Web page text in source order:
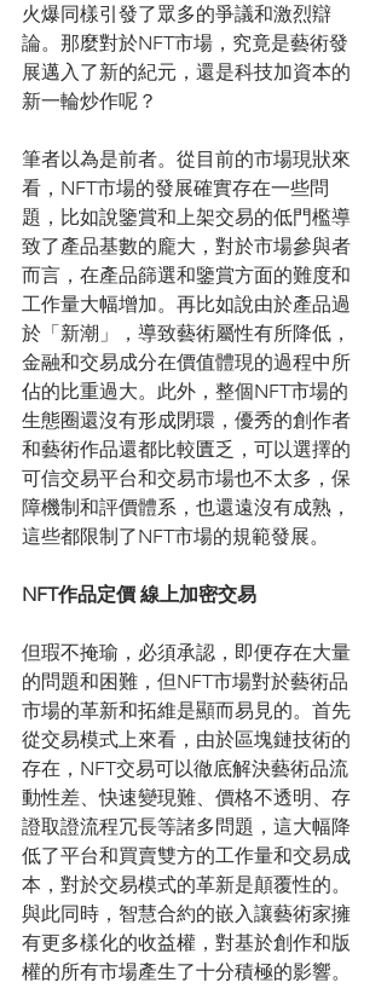
火爆同樣引發了眾多的爭議和激烈辯
論。那麼對於NFT市場，究竟是藝術發
展邁入了新的紀元，還是科技加資本的
新一輪炒作呢？
筆者以為是前者。從目前的市場現狀來
看，NFT市場的發展確實存在一些問
題，比如說鑒賞和上架交易的低門檻導
致了產品基數的龐大，對於市場參與者
而言，在產品篩選和鑒賞方面的難度和
工作量大幅增加。再比如說由於產品過
於「新潮」，導致藝術屬性有所降低，
金融和交易成分在價值體現的過程中所
佔的比重過大。此外，整個NFT市場的
生態圈還沒有形成閉環，優秀的創作者
和藝術作品還都比較匱乏，可以選擇的
可信交易平台和交易市場也不太多，保
障機制和評價體系，也還遠沒有成熟，
這些都限制了NFT市場的規範發展。
NFT作品定價 線上加密交易
但瑕不掩瑜，必須承認，即便存在大量
的問題和困難，但NFT市場對於藝術品
市場的革新和拓維是顯而易見的。首先
從交易模式上來看，由於區塊鏈技術的
存在，NFT交易可以徹底解決藝術品流
動性差、快速變現難、價格不透明、存
證取證流程冗長等諸多問題，這大幅降
低了平台和買賣雙方的工作量和交易成
本，對於交易模式的革新是顛覆性的。
與此同時，智慧合約的嵌入讓藝術家擁
有更多樣化的收益權，對基於創作和版
權的所有市場產生了十分積極的影響。